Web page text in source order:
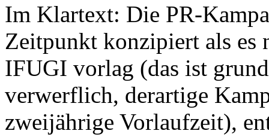
Im Klartext: Die PR-
Zeitpunkt konzipiert als es
IFUGI vorlag (das ist
verwerflich, derartige
zweijährige Vorlaufzeit),